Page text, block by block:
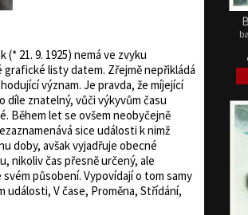
(* 21. 9. 1925) nemá ve zvyku
listy datem. Zřejmě nepřikládá
význam. Je pravda, že míjející
díle znatelný, vůči výkyvům času
Během let se ovšem neobyčejně
sice události k nimž
doby, avšak vyjadřuje obecné
nikoliv čas přesně určený, ale
působení. Vypovídají o tom samy
události, V čase, Proměna, Střídání,